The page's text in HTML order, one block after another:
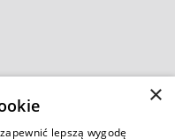
×
lepszą wygodę